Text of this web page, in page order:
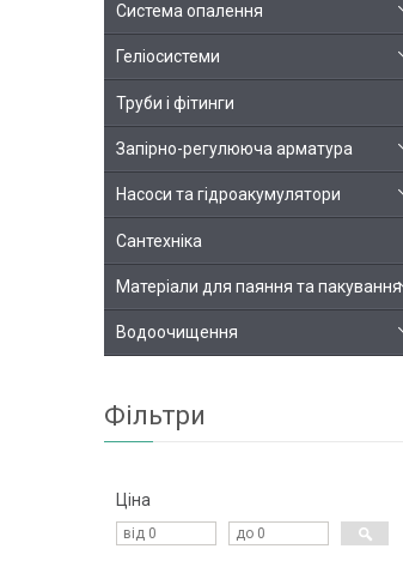
Система опалення
Геліосистеми
Труби і фітинги
Запірно-регулююча арматура
Насоси та гідроакумулятори
Сантехніка
Матеріали для паяння та пакування
Водоочищення
Фільтри
Ціна